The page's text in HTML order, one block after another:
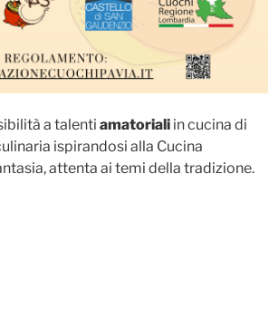
a talenti amatoriali in cucina di
ispirandosi alla Cucina
attenta ai temi della tradizione.